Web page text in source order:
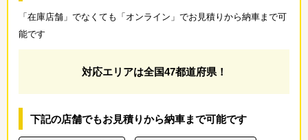
「在庫店舗」でなくても「オンライン」でお見積りから納車まで可
能です
対応エリアは全国47都道府県！
下記の店舗でもお見積りから納車まで可能です